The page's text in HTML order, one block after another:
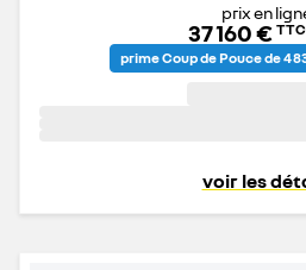
prix en
37 160 € TTC
prime Coup de Pouce de 4
voir les